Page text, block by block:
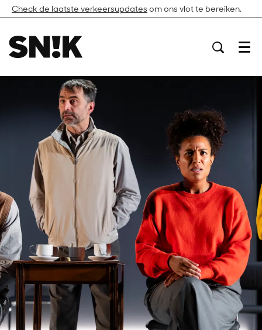
Check de laatste verkeersupdates om ons vlot te bereiken.
Menu